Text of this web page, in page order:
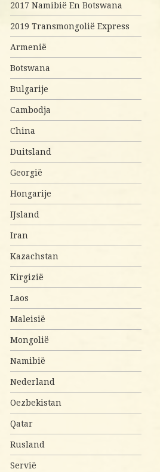
2017 Namibië En Botswana
2019 Transmongolië Express
Armenië
Botswana
Bulgarije
Cambodja
China
Duitsland
Georgië
Hongarije
IJsland
Iran
Kazachstan
Kirgizië
Laos
Maleisië
Mongolië
Namibië
Nederland
Oezbekistan
Qatar
Rusland
Servië